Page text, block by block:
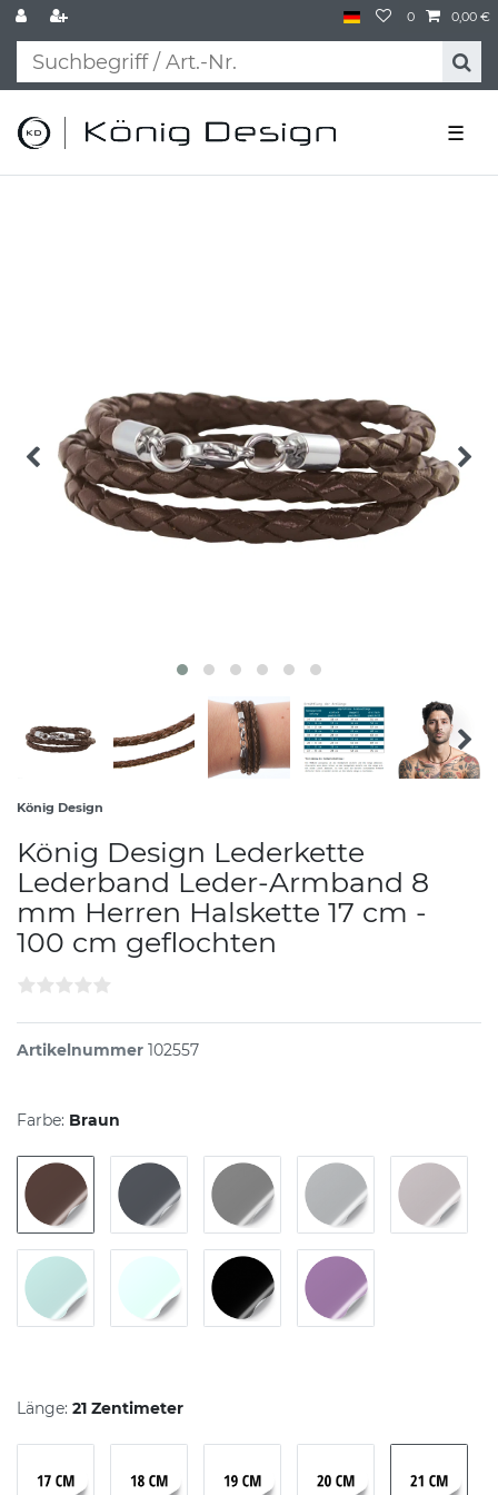
0 0,00 €
☰
König Design
König Design Lederkette
Lederband Leder-Armband 8
mm Herren Halskette 17 cm -
100 cm geflochten
Artikelnummer 102557
Farbe: Braun
Länge: 21 Zentimeter